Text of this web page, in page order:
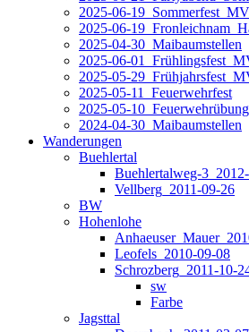
2025-06-
2025-06-
2025-04-30_Maibaumstellen
2025-06-
2025-05-
2025-05-11_Feuerwehrfest
2025-05-10_Feuerwehrübung
2024-04-30_Maibaumstellen
Wanderungen
Buehlertal
Buehlertalweg-
Vellberg_2011-09-26
BW
Hohenlohe
Leofels_2010-09-08
Schrozberg_2011-10-
sw
Farbe
Jagsttal